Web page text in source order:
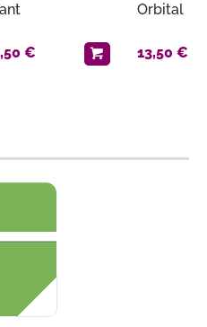
€
Orbital
13,50 €